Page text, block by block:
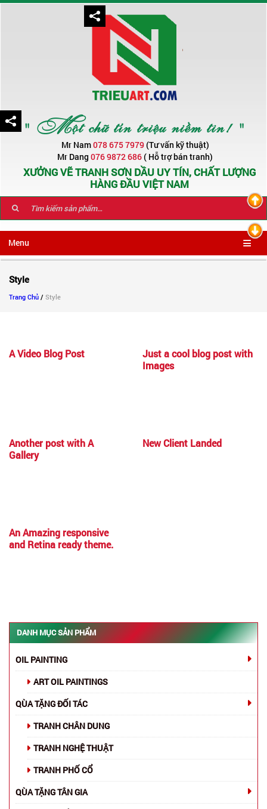
" Một chữ tín triệu niềm tin! "
Mr Nam078 675 7979(Tư vấn kỹ thuật)
Mr Dang 076 9872 686( Hỗ trợ bán tranh)
XƯỞNG VẼ TRANH SƠN DẦU UY TÍN, CHẤT LƯỢNG
HÀNG ĐẦU VIỆT NAM
Menu
Style
Trang Chủ / Style
A Video Blog Post
Just a cool blog post with
Images
Another post with A
Gallery
New Client Landed
An Amazing responsive
and Retina ready theme.
DANH MỤC SẢN PHẨM
OIL PAINTING
ART OIL PAINTINGS
QÙA TẶNG ĐỐI TÁC
TRANH CHÂN DUNG
TRANH NGHỆ THUẬT
TRANH PHỐ CỔ
QÙA TẶNG TÂN GIA